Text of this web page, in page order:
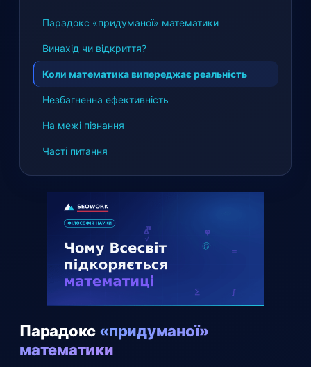
Парадокс «придуманої» математики
Винахід чи відкриття?
Коли математика випереджає реальність
Незбагненна ефективність
На межі пізнання
Часті питання
Парадокс «придуманої»
математики